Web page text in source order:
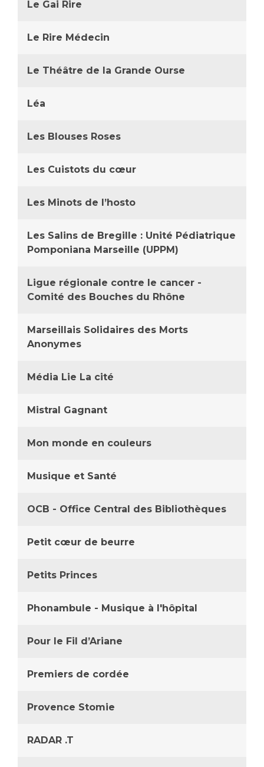
Le Gai Rire
Le Rire Médecin
Le Théâtre de la Grande Ourse
Léa
Les Blouses Roses
Les Cuistots du cœur
Les Minots de l’hosto
Les Salins de Bregille : Unité Pédiatrique
Pomponiana Marseille (UPPM)
Ligue régionale contre le cancer -
Comité des Bouches du Rhône
Marseillais Solidaires des Morts
Anonymes
Média Lie La cité
Mistral Gagnant
Mon monde en couleurs
Musique et Santé
OCB - Office Central des Bibliothèques
Petit cœur de beurre
Petits Princes
Phonambule - Musique à l'hôpital
Pour le Fil d’Ariane
Premiers de cordée
Provence Stomie
RADAR .T